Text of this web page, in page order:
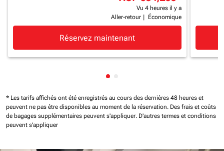
Vu 4 heures il y a
Aller-retour
Économique
Réservez maintenant
Affichage de cmp-pagination-
* Les tarifs affichés ont été enregistrés au cours des dernières 48 heures et
peuvent ne pas être disponibles au moment de la réservation. Des frais et coûts
de bagages supplémentaires peuvent s'appliquer. D'autres termes et conditions
peuvent s'appliquer